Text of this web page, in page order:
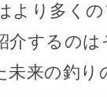
より多く
介するの
未来の釣り